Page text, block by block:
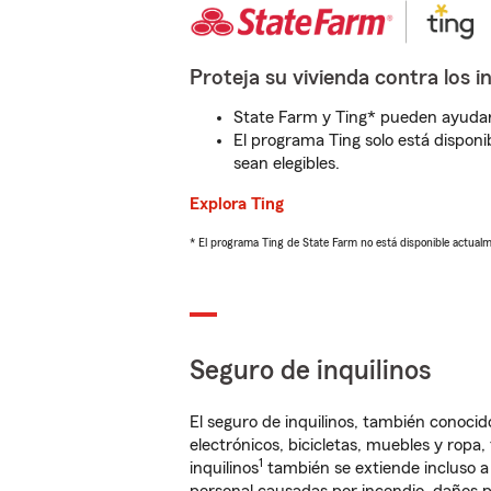
Proteja su vivienda contra los
State Farm y Ting* pueden
El programa Ting solo está
sean elegibles.
Explora Ting
* El programa Ting de State Farm no está disponible
Seguro de inquilinos
El seguro de inquilinos, también
electrónicos, bicicletas, muebles y
inquilinos1 también se extiende incluso